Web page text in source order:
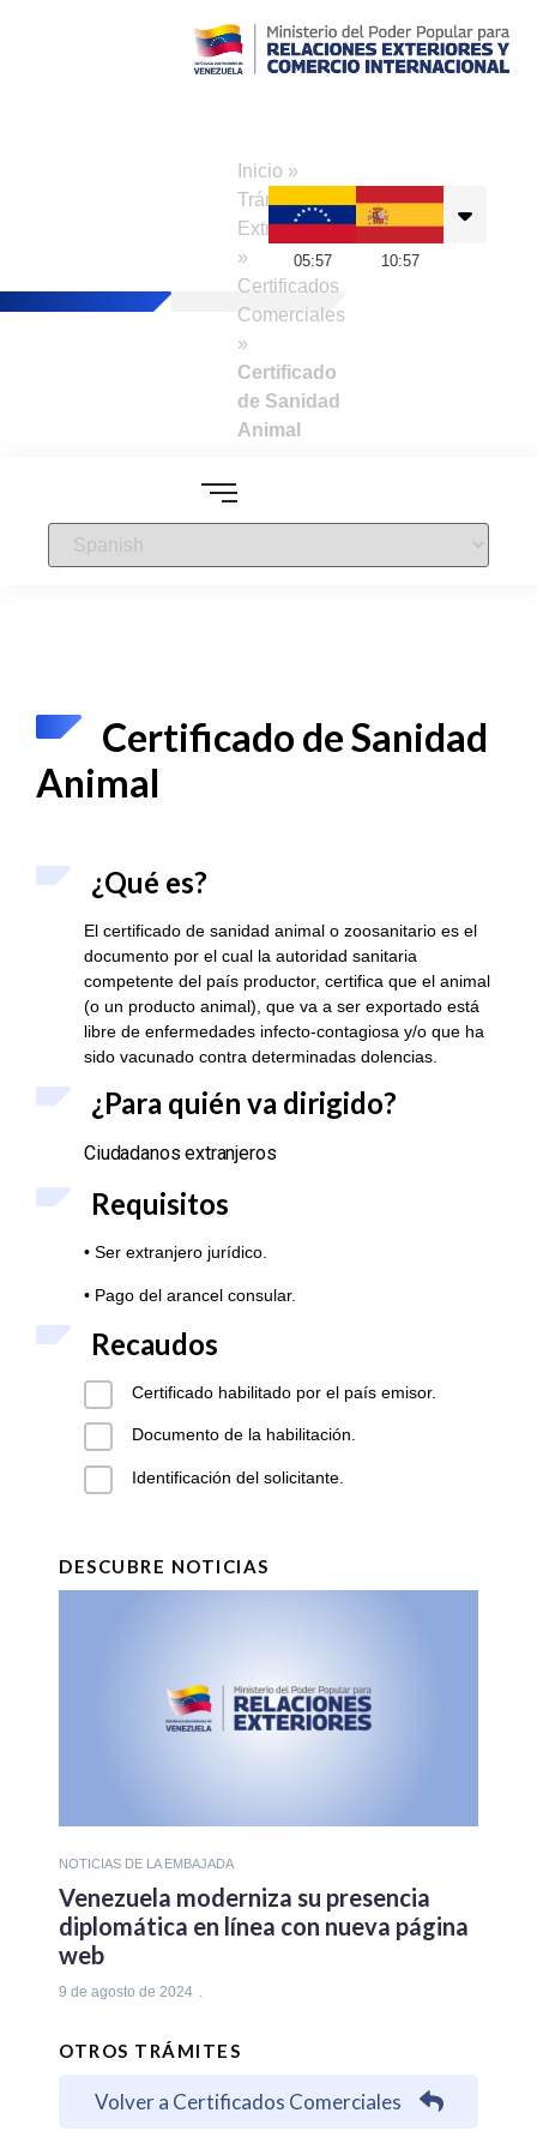
Inicio »
Trámites a
Extranjeros
»
Certificados
Comerciales
»
Certificado
de Sanidad
Animal
05:57 10:57
Certificado de Sanidad
Animal
¿Qué es?
El certificado de sanidad animal o zoosanitario es el
documento por el cual la autoridad sanitaria
competente del país productor, certifica que el animal
(o un producto animal), que va a ser exportado está
libre de enfermedades infecto-contagiosa y/o que ha
sido vacunado contra determinadas dolencias.
¿Para quién va dirigido?
Ciudadanos extranjeros
Requisitos
• Ser extranjero jurídico.
• Pago del arancel consular.
Recaudos
Certificado habilitado por el país emisor.
Documento de la habilitación.
Identificación del solicitante.
DESCUBRE NOTICIAS
NOTICIAS DE LA EMBAJADA
Venezuela moderniza su presencia
diplomática en línea con nueva página
web
9 de agosto de 2024
OTROS TRÁMITES
Volver a Certificados Comerciales